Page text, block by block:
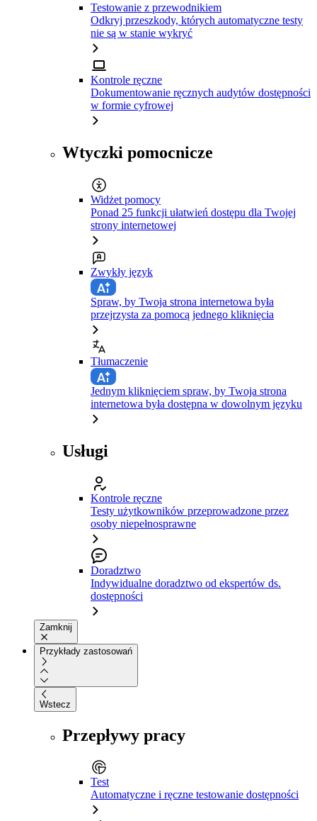
Testowanie z przewodnikiem
Odkryj przeszkody, których automatyczne testy
nie są w stanie wykryć
Kontrole ręczne
Dokumentowanie ręcznych audytów dostępności
w formie cyfrowej
Wtyczki pomocnicze
Widżet pomocy
Ponad 25 funkcji ułatwień dostępu dla Twojej
strony internetowej
Zwykły język
Spraw, by Twoja strona internetowa była
przejrzysta za pomocą jednego kliknięcia
Tłumaczenie
Jednym kliknięciem spraw, by Twoja strona
internetowa była dostępna w dowolnym języku
Usługi
Kontrole ręczne
Testy użytkowników przeprowadzone przez
osoby niepełnosprawne
Doradztwo
Indywidualne doradztwo od ekspertów ds.
dostępności
Zamknij
Przykłady zastosowań
Wstecz
Przepływy pracy
Test
Automatyczne i ręczne testowanie dostępności